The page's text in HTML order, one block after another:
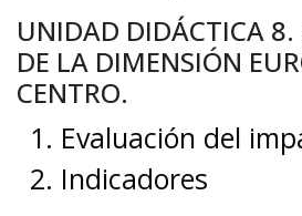
UNIDAD DIDÁCTICA 8.
DE LA DIMENSIÓN
CENTRO.
Evaluación del
Indicadores